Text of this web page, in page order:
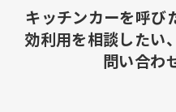
苺フィナンシェ、桜フィナ
ョコミント フィナンシェ、
ニクロワッサン（5個セッ
てミニチョコクロワッサン
キッチンカーを呼び
効利用を相談したい
問い合わ